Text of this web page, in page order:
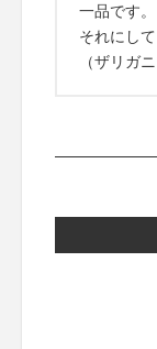
一品です。
それにし
（ザリガ